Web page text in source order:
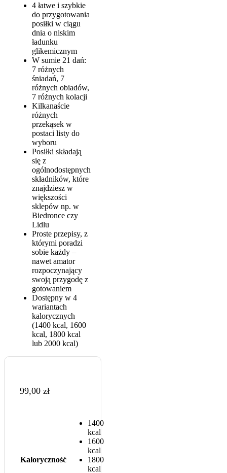
4 łatwe i szybkie
do przygotowania
posiłki w ciągu
dnia o niskim
ładunku
glikemicznym
W sumie 21 dań:
7 różnych
śniadań, 7
różnych obiadów,
7 różnych kolacji
Kilkanaście
różnych
przekąsek w
postaci listy do
wyboru
Posiłki składają
się z
ogólnodostępnych
składników, które
znajdziesz w
większości
sklepów np. w
Biedronce czy
Lidlu
Proste przepisy, z
którymi poradzi
sobie każdy –
nawet amator
rozpoczynający
swoją przygodę z
gotowaniem
Dostępny w 4
wariantach
kalorycznych
(1400 kcal, 1600
kcal, 1800 kcal
lub 2000 kcal)
99,00 zł
Kaloryczność
1400
kcal
1600
kcal
1800
kcal